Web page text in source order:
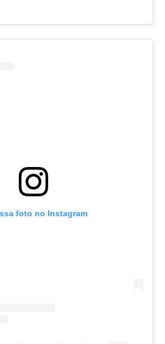
foto no Instagram